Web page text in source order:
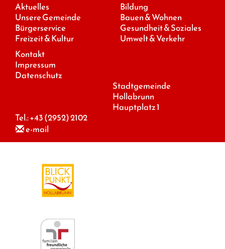
Aktuelles
Unsere Gemeinde
Bürgerservice
Freizeit & Kultur
Bildung
Bauen & Wohnen
Gesundheit & Soziales
Umwelt & Verkehr
Kontakt
Impressum
Datenschutz
Stadtgemeinde
Hollabrunn
Hauptplatz 1
Tel.:+43 (2952) 2102
e-mail